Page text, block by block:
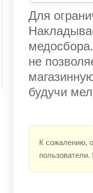
Для
не
будучи
К сожалению,